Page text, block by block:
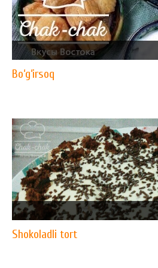
Bo‘g‘irsoq
Shokoladli tort